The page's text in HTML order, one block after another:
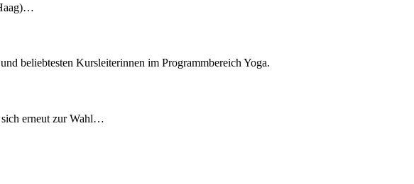
beliebtesten Kursleiterinnen im Programmbereich Yoga.
sich erneut zur Wahl…